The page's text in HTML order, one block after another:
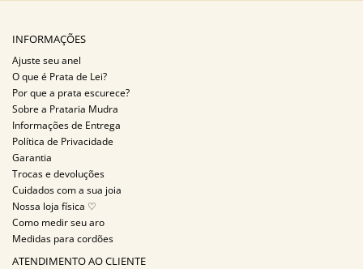
INFORMAÇÕES
Ajuste seu anel
O que é Prata de Lei?
Por que a prata escurece?
Sobre a Prataria Mudra
Informações de Entrega
Política de Privacidade
Garantia
Trocas e devoluções
Cuidados com a sua joia
Nossa loja física ♡
Como medir seu aro
Medidas para cordões
ATENDIMENTO AO CLIENTE